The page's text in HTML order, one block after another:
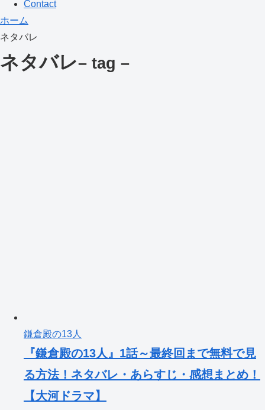
Contact
ホーム
ネタバレ
ネタバレ– tag –
鎌倉殿の13人
『鎌倉殿の13人』1話～最終回まで無料で見
る方法！ネタバレ・あらすじ・感想まとめ！
【大河ドラマ】